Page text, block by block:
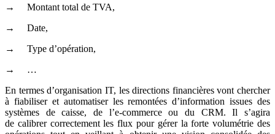
→ Montant total de TVA,
→ Date,
→ Type d’opération,
→ …
En termes d’organisation IT, les directions financières vont chercher
à fiabiliser et automatiser les remontées d’information issues des
systèmes de caisse, de l’e-commerce ou du CRM. Il s’agira
de calibrer correctement les flux pour gérer la forte volumétrie des